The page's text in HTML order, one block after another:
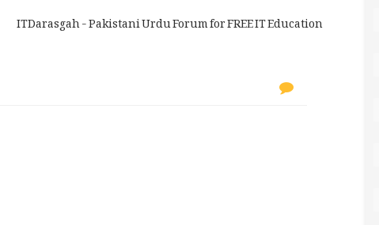
ITDarasgah - Pakistani Urdu Forum for FREE IT Education